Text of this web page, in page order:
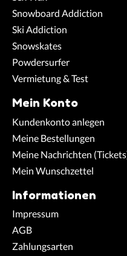
Snowboard Addiction
Ski Addiction
Snowskates
Powdersurfer
Vermietung & Test
Mein Konto
Kundenkonto anlegen
Meine Bestellungen
Meine Nachrichten
Mein Wunschzettel
Informationen
Impressum
AGB
Zahlungsarten